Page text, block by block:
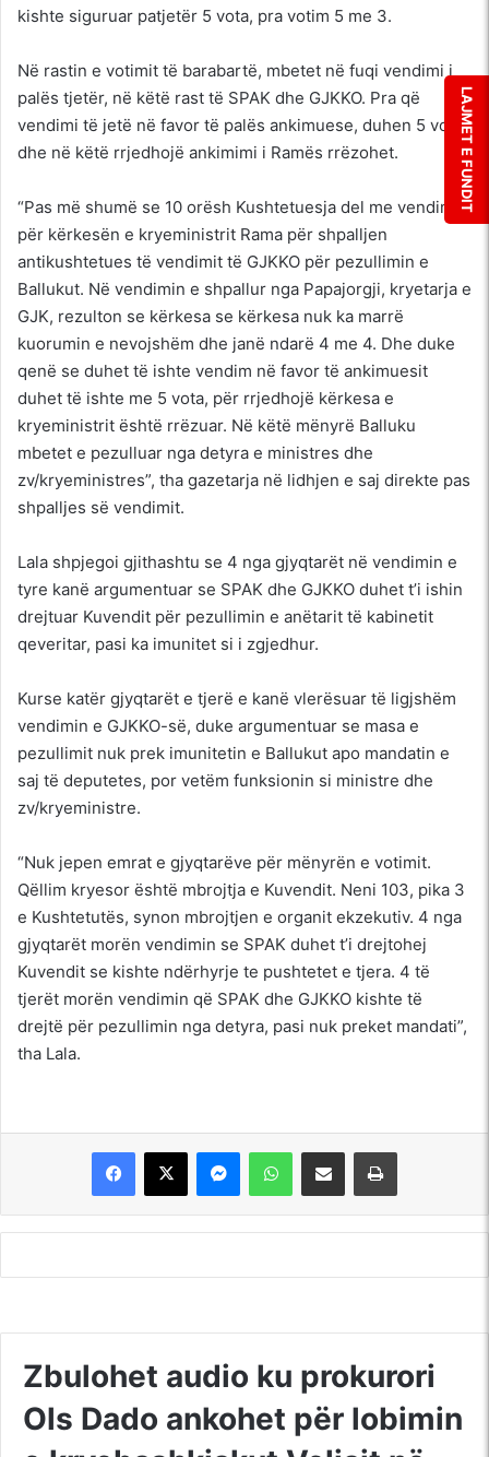
kishte siguruar patjetër 5 vota, pra votim 5 me 3.
Në rastin e votimit të barabartë, mbetet në fuqi vendimi i
palës tjetër, në këtë rast të SPAK dhe GJKKO. Pra që
vendimi të jetë në favor të palës ankimuese, duhen 5 vota
dhe në këtë rrjedhojë ankimimi i Ramës rrëzohet.
“Pas më shumë se 10 orësh Kushtetuesja del me vendim
për kërkesën e kryeministrit Rama për shpalljen
antikushtetues të vendimit të GJKKO për pezullimin e
Ballukut. Në vendimin e shpallur nga Papajorgji, kryetarja e
GJK, rezulton se kërkesa se kërkesa nuk ka marrë
kuorumin e nevojshëm dhe janë ndarë 4 me 4. Dhe duke
qenë se duhet të ishte vendim në favor të ankimuesit
duhet të ishte me 5 vota, për rrjedhojë kërkesa e
kryeministrit është rrëzuar. Në këtë mënyrë Balluku
mbetet e pezulluar nga detyra e ministres dhe
zv/kryeministres”, tha gazetarja në lidhjen e saj direkte pas
shpalljes së vendimit.
Lala shpjegoi gjithashtu se 4 nga gjyqtarët në vendimin e
tyre kanë argumentuar se SPAK dhe GJKKO duhet t’i ishin
drejtuar Kuvendit për pezullimin e anëtarit të kabinetit
qeveritar, pasi ka imunitet si i zgjedhur.
Kurse katër gjyqtarët e tjerë e kanë vlerësuar të ligjshëm
vendimin e GJKKO-së, duke argumentuar se masa e
pezullimit nuk prek imunitetin e Ballukut apo mandatin e
saj të deputetes, por vetëm funksionin si ministre dhe
zv/kryeministre.
“Nuk jepen emrat e gjyqtarëve për mënyrën e votimit.
Qëllim kryesor është mbrojtja e Kuvendit. Neni 103, pika 3
e Kushtetutës, synon mbrojtjen e organit ekzekutiv. 4 nga
gjyqtarët morën vendimin se SPAK duhet t’i drejtohej
Kuvendit se kishte ndërhyrje te pushtetet e tjera. 4 të
tjerët morën vendimin që SPAK dhe GJKKO kishte të
drejtë për pezullimin nga detyra, pasi nuk preket mandati”,
tha Lala.
LAJMET E FUNDIT